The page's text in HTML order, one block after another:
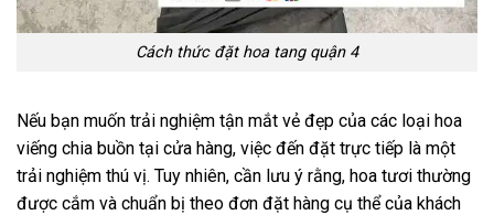
Cách thức đặt hoa tang quận 4
Nếu bạn muốn trải nghiệm tận mắt vẻ đẹp của các loại hoa
viếng chia buồn tại cửa hàng, việc đến đặt trực tiếp là một
trải nghiệm thú vị. Tuy nhiên, cần lưu ý rằng, hoa tươi thường
được cắm và chuẩn bị theo đơn đặt hàng cụ thể của khách